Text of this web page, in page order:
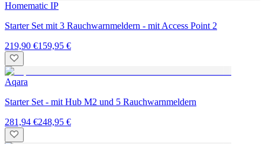
Homematic IP
Starter Set mit 3 Rauchwarnmeldern - mit Access Point 2
219,90 €159,95 €
Aqara
Starter Set - mit Hub M2 und 5 Rauchwarnmeldern
281,94 €248,95 €